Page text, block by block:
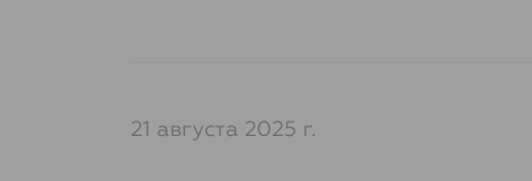
21 августа 2025 г.